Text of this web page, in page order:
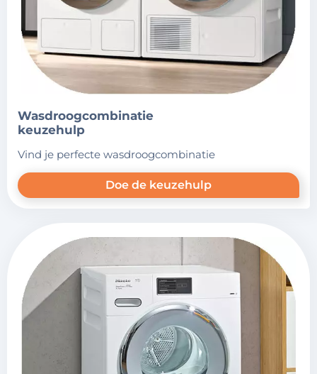
wasdroogcombinatie
keuzehulp
vind je perfecte wasdroogcombinatie
Doe de keuzehulp